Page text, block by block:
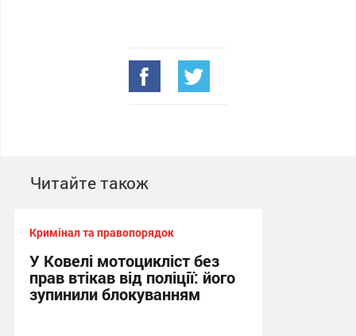
Читайте також
Кримінал та правопорядок
У Ковелі мотоцикліст без
прав втікав від поліції: його
зупинили блокуванням